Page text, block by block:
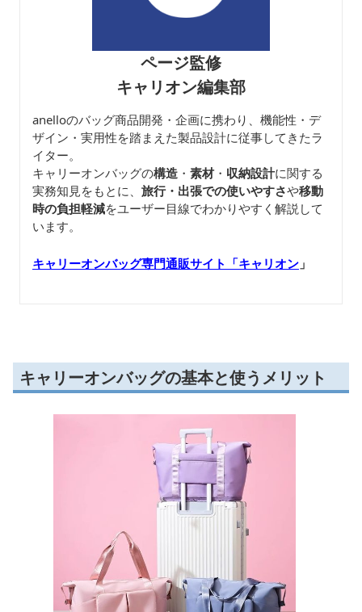
ページ監修
キャリオン編集部
anelloのバッグ商品開発・企画に携わり、機能性・デ
ザイン・実用性を踏まえた製品設計に従事してきたラ
イター。
キャリーオンバッグの構造 ・ 素材・ 収納設計に関する
実務知見をもとに、 旅行・出張での使いやすさや移動
時の負担軽減をユーザー目線でわかりやすく解説して
います。
キャリーオンバッグ専門通販サイト「キャリオン 」
キャリーオンバッグの基本と使うメリット